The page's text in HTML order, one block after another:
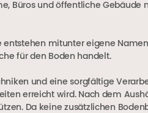
Büros und öffentliche
entstehen mitunter eigene
für den Boden handelt.
und eine sorgfältige
erreicht wird. Nach dem
Da keine zusätzlichen